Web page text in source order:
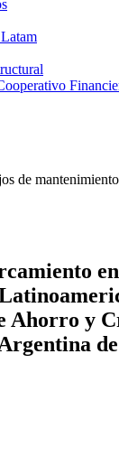
de
Ahorro y
de